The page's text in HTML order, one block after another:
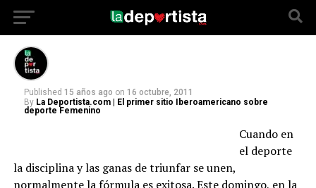
Guadalajara
Published 15 años ago on 16 octubre, 2011
By La Deportista.com | El primer sitio Iberoamericano sobre
deporte Femenino
Cuando en
el deporte
la disciplina y las ganas de triunfar se unen,
normalmente la fórmula es exitosa. Este domingo, en la